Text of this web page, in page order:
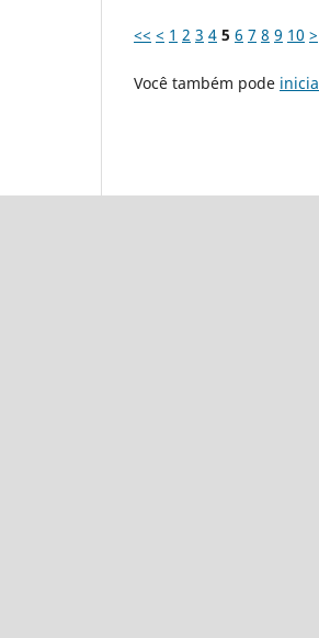
<< < 1 2 3 4 5 6 7 8 9 10 >
Você também pode